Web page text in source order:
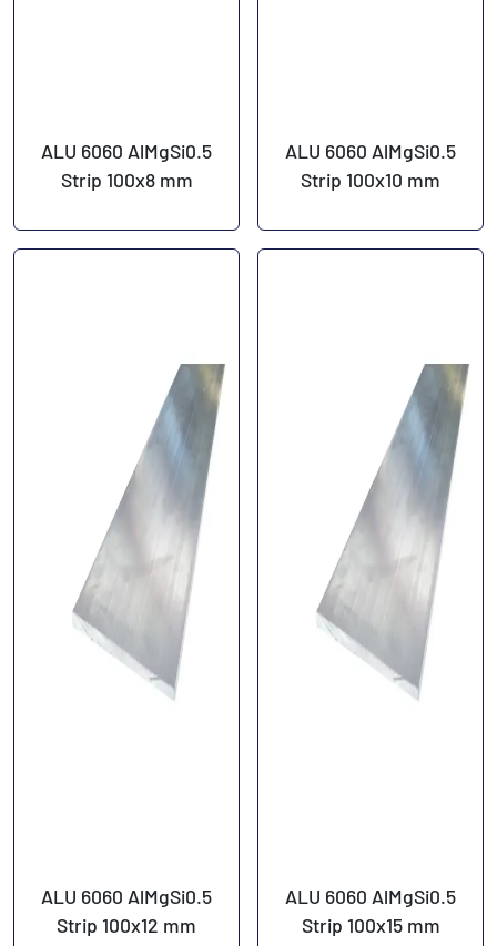
ALU 6060 AlMgSi0.5
Strip 100x8 mm
ALU 6060 AlMgSi0.5
Strip 100x10 mm
ALU 6060 AlMgSi0.5
Strip 100x12 mm
ALU 6060 AlMgSi0.5
Strip 100x15 mm